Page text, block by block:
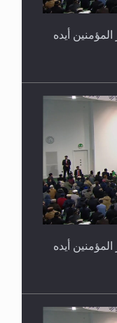
أيده
أيده